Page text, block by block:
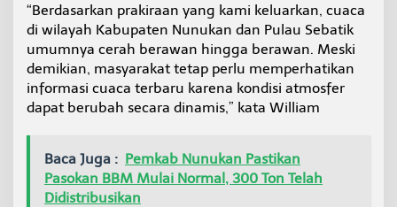
T
e
t
a
p
W
a
a
a
“Berdasarkan prakiraan yang kami keluarkan, cuaca
di wilayah Kabupaten Nunukan dan Pulau Sebatik
umumnya cerah berawan hingga berawan. Meski
demikian, masyarakat tetap perlu memperhatikan
informasi cuaca terbaru karena kondisi atmosfer
dapat berubah secara dinamis,” kata William
Baca Juga : Pemkab Nunukan Pastikan
Pasokan BBM Mulai Normal, 300 Ton Telah
Didistribusikan